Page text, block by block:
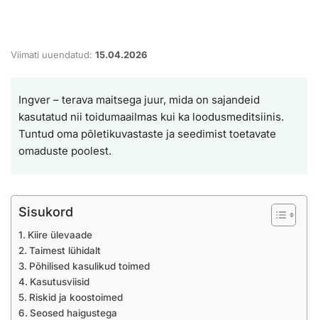
Viimati uuendatud: 15.04.2026
Ingver – terava maitsega juur, mida on sajandeid
kasutatud nii toidumaailmas kui ka loodusmeditsiinis.
Tuntud oma põletikuvastaste ja seedimist toetavate
omaduste poolest.
Sisukord
Kiire ülevaade
Taimest lühidalt
Põhilised kasulikud toimed
Kasutusviisid
Riskid ja koostoimed
Seosed haigustega